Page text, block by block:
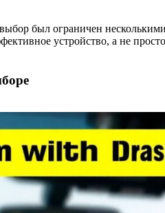
был ограничен
устройство, а не